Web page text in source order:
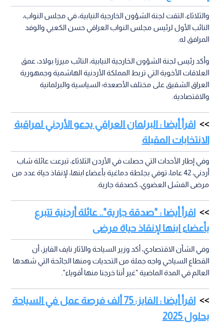
والثلاثاء، التقت لجنة الشؤون الخارجية النيابية، في مجلس النواب،
النائب الأول لرئيس مجلس النواب العراقي حسن الكعبي والوفد
المرافق له.
وأكد رئيس لجنة الشؤون الخارجية النيابية، النائب ميرزا بولاد، عمق
العلاقات الأخوية التي تربط المملكة الأردنية الهاشمية وجمهورية
العراق الشقيق على مختلف الأصعدة؛ السياسية والبرلمانية
والاقتصادية.
اقرأ أيضا : البرلمان العراقي يدعو الأردني لمراقبة
الانتخابات المقبلة
وفي إطار الأحداث التي حصلت في الأردن الثلاثاء، تبرعت عائلة شاب
أردني، 42 عاما، توفي بجلطة دماغية بأعضاء ابنها، لإنقاذ حياة عدد من
مرضى الفشل العضوي، كصدقة جارية.
اقرأ أيضا : "صدقة جارية".. عائلة أردنية تتبرع
بأعضاء ابنها لإنقاذ حياة مرضى
وفي الشأن الاقتصادي، أكد وزير السياحة والآثار نايف الفايز، أن
القطاع السياحي واجه جملة من التحديات ومنها الجائحة التي شهدها
العالم في المدة الماضية "غير أننا خرجنا منها أقوياء".
اقرأ أيضا : الفايز: 75 ألف فرصة عمل في السياحة
بحلول 2025